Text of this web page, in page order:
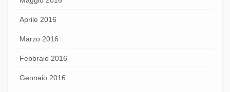
Aprile 2016
Marzo 2016
Febbraio 2016
Gennaio 2016